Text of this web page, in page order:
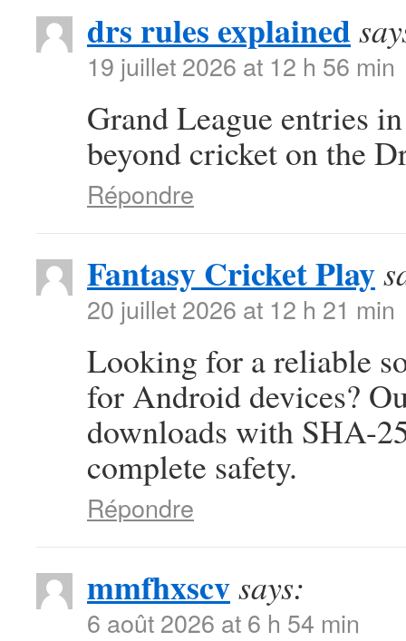
drs rules explained
19 juillet 2026 at 12 h 56 min
Grand League entries
beyond cricket on the
Répondre
Fantasy Cricket Play
20 juillet 2026 at 12 h 21 min
Looking for a reliable
for Android devices?
downloads with SHA-
complete safety.
Répondre
mmfhxscvsays:
6 août 2026 at 6 h 54 min